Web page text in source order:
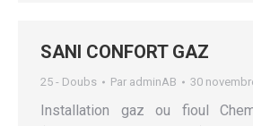
SANI CONFORT GAZ
25 - Doubs Par adminAB 30
Installation gaz ou fioul